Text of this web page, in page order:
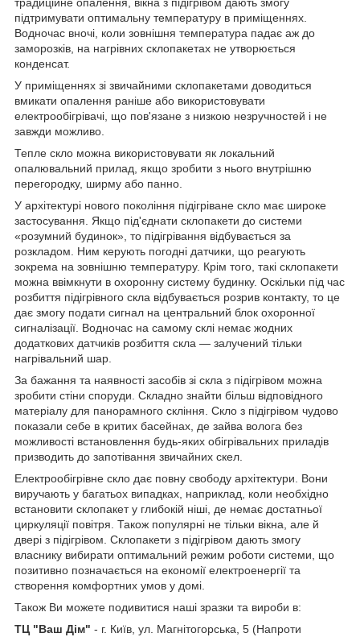
традиційне опалення, вікна з підігрівом дають змогу
підтримувати оптимальну температуру в приміщеннях.
Водночас вночі, коли зовнішня температура падає аж до
заморозків, на нагрівних склопакетах не утворюється
конденсат.
У приміщеннях зі звичайними склопакетами доводиться
вмикати опалення раніше або використовувати
електрообігрівачі, що пов'язане з низкою незручностей і не
завжди можливо.
Тепле скло можна використовувати як локальний
опалювальний прилад, якщо зробити з нього внутрішню
перегородку, ширму або панно.
У архітектурі нового покоління підігріване скло має широке
застосування. Якщо під'єднати склопакети до системи
«розумний будинок», то підігрівання відбувається за
розкладом. Ним керують погодні датчики, що реагують
зокрема на зовнішню температуру. Крім того, такі склопакети
можна ввімкнути в охоронну систему будинку. Оскільки під час
розбиття підігрівного скла відбувається розрив контакту, то це
дає змогу подати сигнал на центральний блок охоронної
сигналізації. Водночас на самому склі немає жодних
додаткових датчиків розбиття скла — залучений тільки
нагрівальний шар.
За бажання та наявності засобів зі скла з підігрівом можна
зробити стіни споруди. Складно знайти більш відповідного
матеріалу для панорамного скління. Скло з підігрівом чудово
показали себе в критих басейнах, де зайва волога без
можливості встановлення будь-яких обігрівальних приладів
призводить до запотівання звичайних скел.
Електрообігрівне скло дає повну свободу архітектури. Вони
виручають у багатьох випадках, наприклад, коли необхідно
встановити склопакет у глибокій ніші, де немає достатньої
циркуляції повітря. Також популярні не тільки вікна, але й
двері з підігрівом. Склопакети з підігрівом дають змогу
власнику вибирати оптимальний режим роботи системи, що
позитивно позначається на економії електроенергії та
створення комфортних умов у домі.
Також Ви можете подивитися наші зразки та вироби в:
ТЦ "Ваш Дім" - г. Київ, ул. Магнітогорська, 5 (Напроти